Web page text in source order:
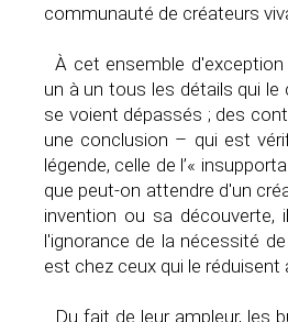
communauté de créateurs
À cet ensemble
un à un tous les détails qui
se voient dépassés ; des
une conclusion – qui est
légende, celle de l’«
que peut-on attendre d'un
invention ou sa découverte,
l'ignorance de la nécessité
est chez ceux qui le réduisent
Du fait de leur ampleur, les